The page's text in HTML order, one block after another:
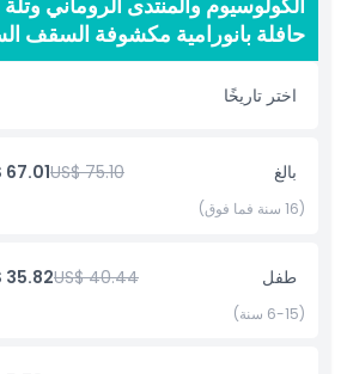
بعد ذلك، زر المنتدى الروماني، قلب روما
المعابد والمباني الحكومية والأسواق بينما تكشف
هي موطن ولادة المدينة وتوفر إطلالات رائعة
وراءه. استكشف أطلال القصور القديمة
الأسطوري.
بالإضافة إلى هذه المواقع التاريخية، تتضمن
مكشوفة السقف توفر وسيلة مريحة وذات مناظر
روما. اجلس واسترخِ بينما تمر الحافلة بجانب
لاستكشاف المدينة حسب وتيرتك، مما يجعل من
حافلة بانورامية مكشوفة السقف
اختر تاريخًا
بالغ US$ 75.10
67.01
(16 سنة فما فوق)
طفل US$ 40.44
35.82
(6-15 سنة)